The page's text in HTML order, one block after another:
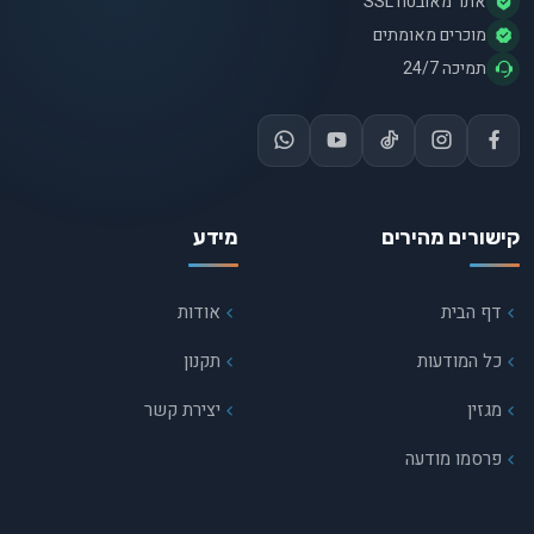
מוכרים מאומתים
תמיכה 24/7
קישורים מהירים
דף הבית
כל המודעות
מגזין
פרסמו מודעה
מידע
אודות
תקנון
יצירת קשר